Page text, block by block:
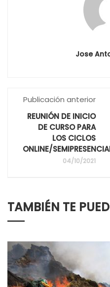
Jose
Publicación anterior
REUNIÓN DE INICIO
DE CURSO PARA
LOS CICLOS
ONLINE/
04/10/2021
TAMBIÉN TE